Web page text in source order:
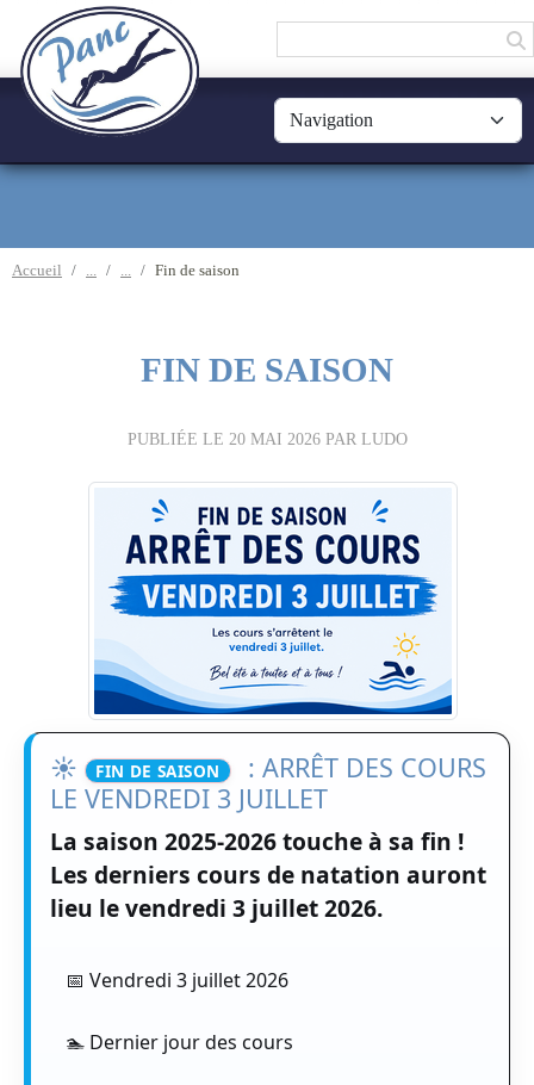
Accueil Fin de saison
FIN DE SAISON
PUBLIÉE LE 20 MAI 2026PAR LUDO
☀️ FIN DE SAISON
: ARRÊT DES COURS
LE VENDREDI 3 JUILLET
La saison 2025-2026 touche à sa fin !
Les derniers cours de natation auront
lieu levendredi 3 juillet 2026.
📅 Vendredi 3 juillet 2026
🏊 Dernier jour des cours
Panneau de gestion des cookies